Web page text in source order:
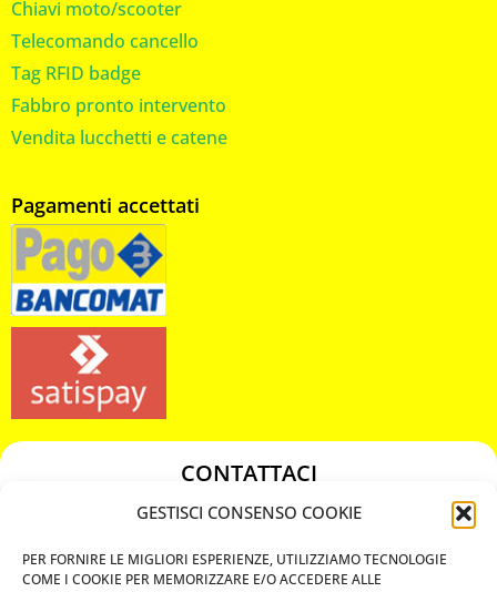
GESTISCI CONSENSO COOKIE
PER FORNIRE LE MIGLIORI ESPERIENZE, UTILIZZIAMO TECNOLOGIE
COME I COOKIE PER MEMORIZZARE E/O ACCEDERE ALLE
Chiavi moto/scooter
Telecomando cancello
Tag RFID badge
Fabbro pronto intervento
Vendita lucchetti e catene
Pagamenti accettati
CONTATTACI
349 3863811
chiavicodificate@gmail.com